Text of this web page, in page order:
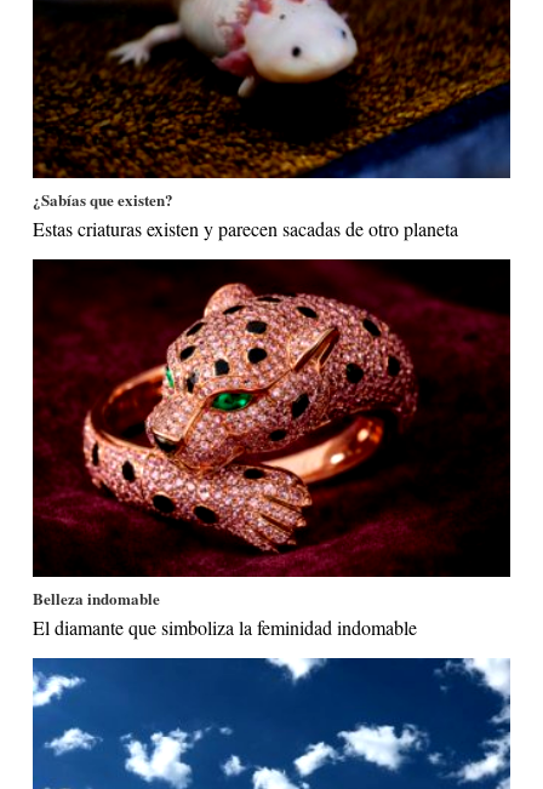
¿Sabías que existen?
Estas criaturas existen y parecen sacadas de otro planeta
Belleza indomable
El diamante que simboliza la feminidad indomable